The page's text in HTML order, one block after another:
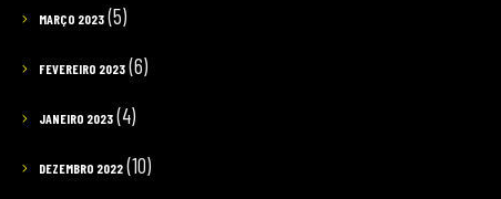
MARÇO 2023 (5)
FEVEREIRO 2023 (6)
JANEIRO 2023 (4)
DEZEMBRO 2022 (10)